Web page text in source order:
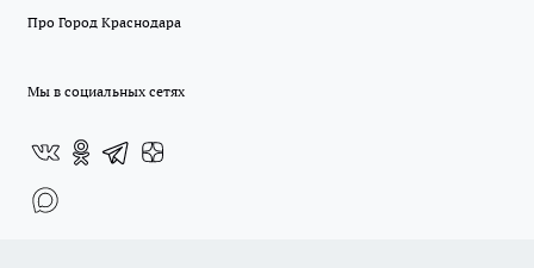
Про Город Краснодара
Мы в социальных сетях